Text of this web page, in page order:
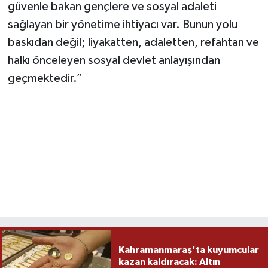
güvenle bakan gençlere ve sosyal adaleti
sağlayan bir yönetime ihtiyacı var. Bunun yolu
baskıdan değil; liyakatten, adaletten, refahtan ve
halkı önceleyen sosyal devlet anlayışından
geçmektedir.”
Kahramanmaraş'ta kuyumcular
kazan kaldıracak: Altın